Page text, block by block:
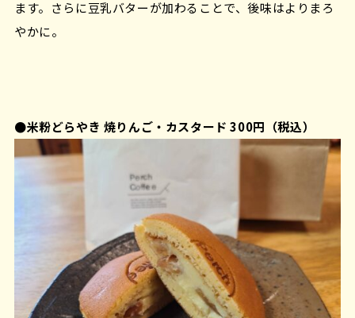
ます。さらに豆乳バターが加わることで、後味はよりまろ
やかに。
●米粉どらやき 焼りんご・カスタード 300円（税込）